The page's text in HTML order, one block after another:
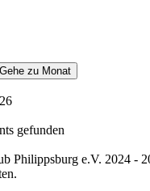
Gehe zu Monat
gefunden
Philippsburg e.V. 2024 -